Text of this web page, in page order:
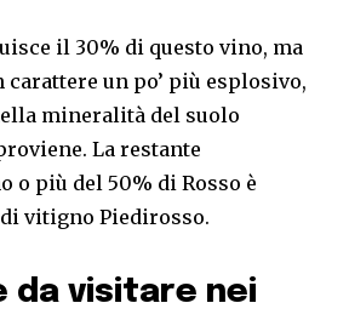
il 30% di questo vino, ma
carattere un po’ più esplosivo,
mineralità del suolo
La restante
o più del 50% di Rosso è
vitigno Piedirosso.
da visitare nei